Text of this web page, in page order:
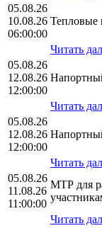
05.08.26
10.08.26
06:00:00
Тепловые
Читать
05.08.26
12.08.26
12:00:00
Читать
05.08.26
12.08.26
12:00:00
Читать
05.08.26
11.08.26
11:00:00
МТР для
Читать